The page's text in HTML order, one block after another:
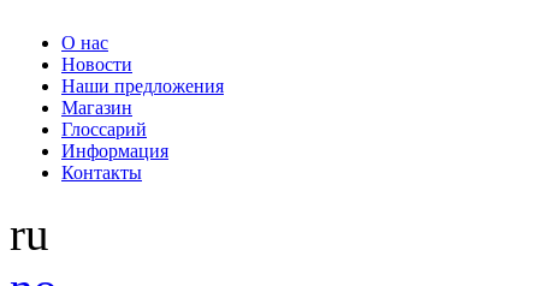
О нас
Новости
Наши предложения
Магазин
Глоссарий
Информация
Контакты
ru